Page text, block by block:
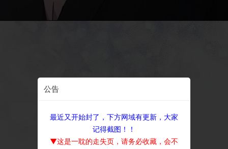
公告
最近又开始封了，下方网域有更新，大家
记得截图！！
▼这是一耽的走失页，请务必收藏，会不